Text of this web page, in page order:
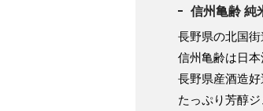
信州亀齢 純
長野県の北国
信州亀齢は日
長野県産酒造好
たっぷり芳醇